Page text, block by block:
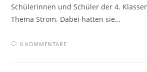
Schülerinnen und Schüler der 4.
Thema Strom. Dabei hatten sie…
0 KOMMENTARE